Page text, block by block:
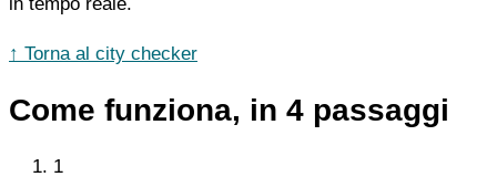
↑ Torna al city checker
Come funziona, in 4 passaggi
1